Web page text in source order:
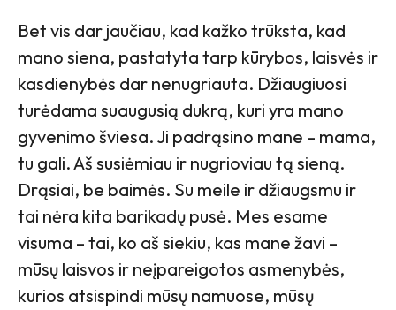
Bet vis dar jaučiau, kad kažko trūksta, kad
mano siena, pastatyta tarp kūrybos, laisvės ir
kasdienybės dar nenugriauta. Džiaugiuosi
turėdama suaugusią dukrą, kuri yra mano
gyvenimo šviesa. Ji padrąsino mane – mama,
tu gali. Aš susiėmiau ir nugrioviau tą sieną.
Drąsiai, be baimės. Su meile ir džiaugsmu ir
tai nėra kita barikadų pusė. Mes esame
visuma – tai, ko aš siekiu, kas mane žavi –
mūsų laisvos ir neįpareigotos asmenybės,
kurios atsispindi mūsų namuose, mūsų